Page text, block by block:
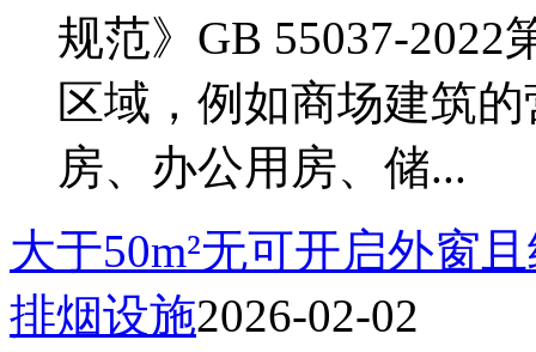
规范》GB 55037-2022
区域，例如商场建筑
房、办公用房、储...
大于50m²无可开启外窗
排烟设施2026-02-02